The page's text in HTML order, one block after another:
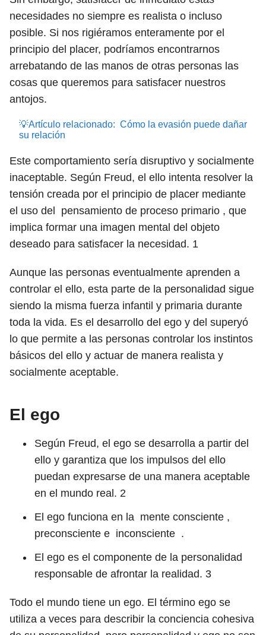
necesidades no siempre es realista o incluso
posible. Si nos rigiéramos enteramente por el
principio del placer, podríamos encontrarnos
arrebatando de las manos de otras personas las
cosas que queremos para satisfacer nuestros
antojos.
💡Artículo relacionado: Cómo la evasión puede dañar
su relación
Este comportamiento sería disruptivo y socialmente
inaceptable. Según Freud, el ello intenta resolver la
tensión creada por el principio de placer mediante
el uso del pensamiento de proceso primario , que
implica formar una imagen mental del objeto
deseado para satisfacer la necesidad. 1
Aunque las personas eventualmente aprenden a
controlar el ello, esta parte de la personalidad sigue
siendo la misma fuerza infantil y primaria durante
toda la vida. Es el desarrollo del ego y del superyó
lo que permite a las personas controlar los instintos
básicos del ello y actuar de manera realista y
socialmente aceptable.
El ego
Según Freud, el ego se desarrolla a partir del
ello y garantiza que los impulsos del ello
puedan expresarse de una manera aceptable
en el mundo real. 2
El ego funciona en la mente consciente ,
preconsciente e inconsciente .
El ego es el componente de la personalidad
responsable de afrontar la realidad. 3
Todo el mundo tiene un ego. El término ego se
utiliza a veces para describir la conciencia cohesiva